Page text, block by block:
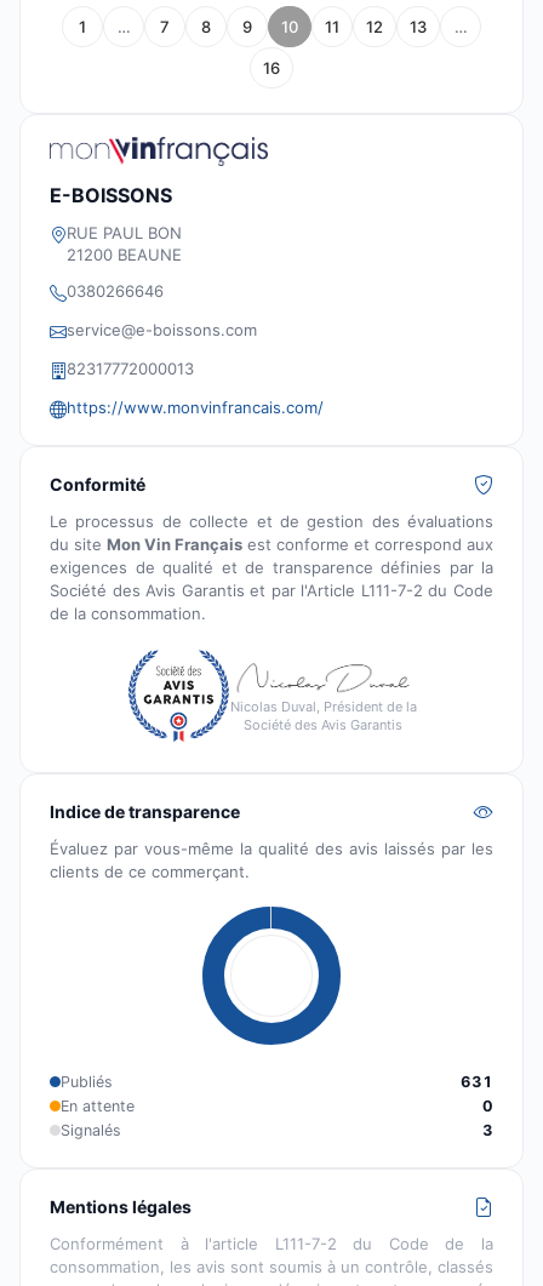
1 … 7 8 9 10 11 12 13 …
16
E-BOISSONS
RUE PAUL BON
21200 BEAUNE
0380266646
service@e-boissons.com
82317772000013
https://www.monvinfrancais.com/
Conformité
Le processus de collecte et de gestion des évaluations
du site Mon Vin Français est conforme et correspond aux
exigences de qualité et de transparence définies par la
Société des Avis Garantis et par l'Article L111-7-2 du Code
de la consommation.
Nicolas Duval, Président de la
Société des Avis Garantis
Indice de transparence
Évaluez par vous-même la qualité des avis laissés par les
clients de ce commerçant.
Publiés
631
En attente
0
Signalés
3
Mentions légales
Conformément à l'article L111-7-2 du Code de la
consommation, les avis sont soumis à un contrôle, classés